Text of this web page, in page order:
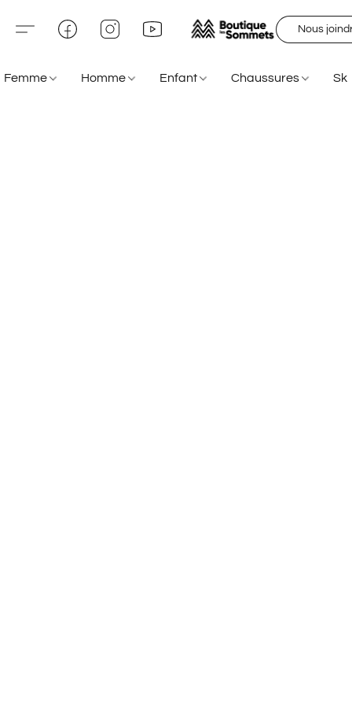
Nous
Femme Homme Enfant Chaussures